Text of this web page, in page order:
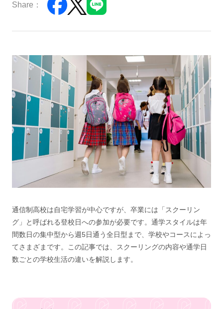
Share：
通信制高校は自宅学習が中心ですが、卒業には「スクーリン
グ」と呼ばれる登校日への参加が必要です。通学スタイルは年
間数日の集中型から週5日通う全日型まで、学校やコースによっ
てさまざまです。この記事では、スクーリングの内容や通学日
数ごとの学校生活の違いを解説します。